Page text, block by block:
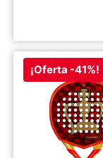
¡Oferta -41%!